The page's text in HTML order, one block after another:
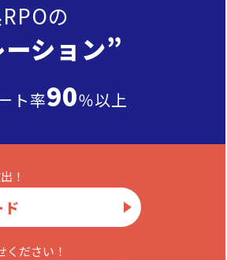
の
ション”
ト率90％以上
！
ください！